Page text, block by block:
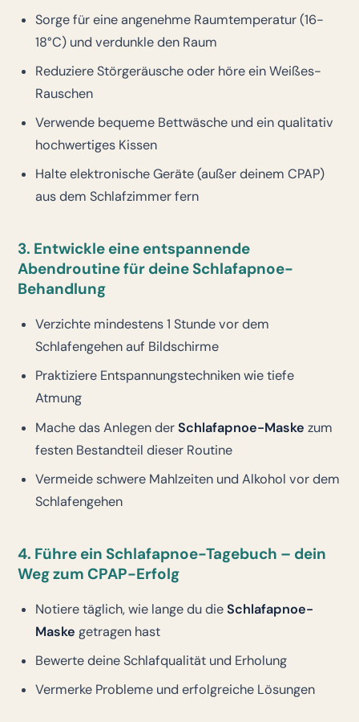
Sorge für eine angenehme Raumtemperatur (16-
18°C) und verdunkle den Raum
Reduziere Störgeräusche oder höre ein Weißes-
Rauschen
Verwende bequeme Bettwäsche und ein qualitativ
hochwertiges Kissen
Halte elektronische Geräte (außer deinem CPAP)
aus dem Schlafzimmer fern
3. Entwickle eine entspannende
Abendroutine für deine Schlafapnoe-
Behandlung
Verzichte mindestens 1 Stunde vor dem
Schlafengehen auf Bildschirme
Praktiziere Entspannungstechniken wie tiefe
Atmung
Mache das Anlegen derSchlafapnoe-Maske zum
festen Bestandteil dieser Routine
Vermeide schwere Mahlzeiten und Alkohol vor dem
Schlafengehen
4. Führe ein Schlafapnoe-Tagebuch – dein
Weg zum CPAP-Erfolg
Notiere täglich, wie lange du dieSchlafapnoe-
Maske getragen hast
Bewerte deine Schlafqualität und Erholung
Vermerke Probleme und erfolgreiche Lösungen